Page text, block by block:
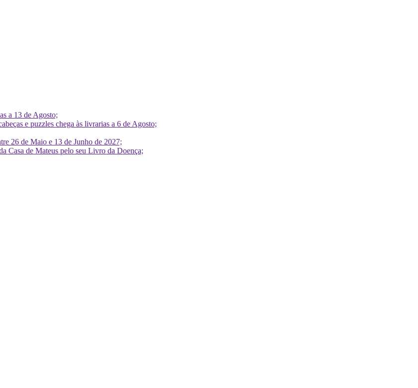
a 13 de Agosto;
e puzzles chega às livrarias a 6 de Agosto;
26 de Maio e 13 de Junho de 2027;
Casa de Mateus pelo seu Livro da Doença;